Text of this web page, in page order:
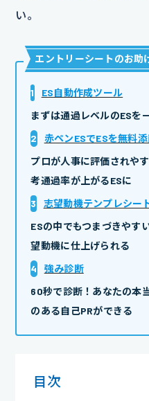
い。
エントリーシートのお助
1
ES自動作成ツール
まずは通過レベルのESを
2
赤ペンESでESを無料
プロが人事に評価されや
考通過率が上がるESに
3
志望動機テンプレシー
ESの中でもつまづきやす
望動機に仕上げられる
4
強み診断
60秒で診断！あなたの本
のある自己PRができる
目次